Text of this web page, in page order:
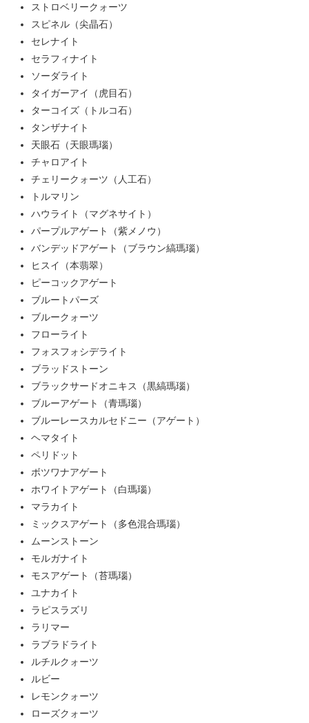
ストロベリークォーツ
スピネル（尖晶石）
セレナイト
セラフィナイト
ソーダライト
タイガーアイ（虎目石）
ターコイズ（トルコ石）
タンザナイト
天眼石（天眼瑪瑙）
チャロアイト
チェリークォーツ（人工石）
トルマリン
ハウライト（マグネサイト）
パープルアゲート（紫メノウ）
バンデッドアゲート（ブラウン縞瑪瑙）
ヒスイ（本翡翠）
ピーコックアゲート
ブルートパーズ
ブルークォーツ
フローライト
フォスフォシデライト
ブラッドストーン
ブラックサードオニキス（黒縞瑪瑙）
ブルーアゲート（青瑪瑙）
ブルーレースカルセドニー（アゲート）
ヘマタイト
ペリドット
ボツワナアゲート
ホワイトアゲート（白瑪瑙）
マラカイト
ミックスアゲート（多色混合瑪瑙）
ムーンストーン
モルガナイト
モスアゲート（苔瑪瑙）
ユナカイト
ラピスラズリ
ラリマー
ラブラドライト
ルチルクォーツ
ルビー
レモンクォーツ
ローズクォーツ